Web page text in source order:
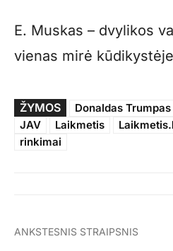
E. Muskas – dvylikos
vienas mirė
ŽYMOS Donaldas Trumpas
JAV
Laikmetis
rinkimai
ANKSTESNIS STRAIPSNIS